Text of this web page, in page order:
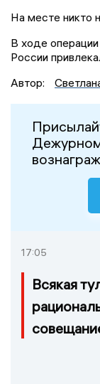
На месте никто
В ходе
России
Автор:
17:05
Всякая